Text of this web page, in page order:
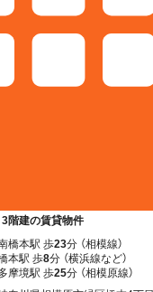
階建の賃貸物件
橋本駅 歩23分 （相模線）
本駅 歩8分 （横浜線など）
摩境駅 歩25分 （相模原線）